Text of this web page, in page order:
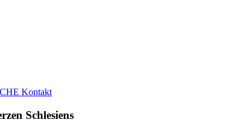
Kontakt
Schlesiens